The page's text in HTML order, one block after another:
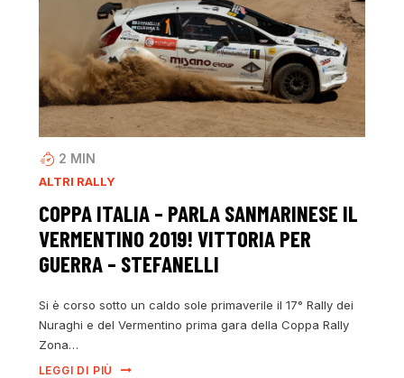
2 MIN
ALTRI RALLY
COPPA ITALIA – PARLA SANMARINESE IL
VERMENTINO 2019! VITTORIA PER
GUERRA – STEFANELLI
Si è corso sotto un caldo sole primaverile il 17° Rally dei
Nuraghi e del Vermentino prima gara della Coppa Rally
Zona…
LEGGI DI PIÙ